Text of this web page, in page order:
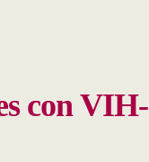
con VIH-